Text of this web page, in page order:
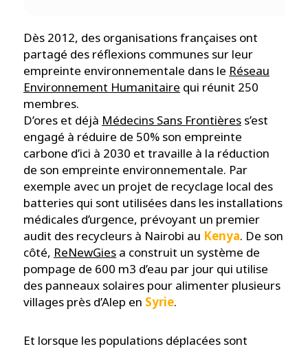
Dès 2012, des organisations françaises ont
partagé des réflexions communes sur leur
empreinte environnementale dans le Réseau
Environnement Humanitaire qui réunit 250
membres.
D’ores et déjà Médecins Sans Frontières s’est
engagé à réduire de 50% son empreinte
carbone d’ici à 2030 et travaille à la réduction
de son empreinte environnementale. Par
exemple avec un projet de recyclage local des
batteries qui sont utilisées dans les installations
médicales d’urgence, prévoyant un premier
audit des recycleurs à Nairobi au Kenya. De son
côté, ReNewGies a construit un système de
pompage de 600 m3 d’eau par jour qui utilise
des panneaux solaires pour alimenter plusieurs
villages près d’Alep en Syrie.
Et lorsque les populations déplacées sont